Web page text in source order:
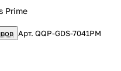
Prime
Арт.QQP-GDS-7041PM